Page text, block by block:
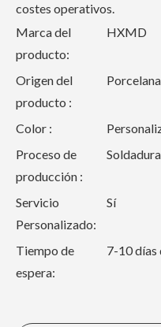
costes operativos.
Marca del
producto:
HXMD
Origen del
producto :
Porcelana
Color :
Proceso de
producción :
Soldadura
Servicio
Personalizado:
Sí
Tiempo de
espera:
7-10 días